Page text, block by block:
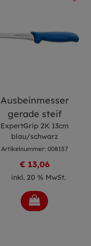
Ausbeinmesser
gerade steif
ExpertGrip 2K 13cm
blau/schwarz
Artikelnummer: 008157
€ 13,06
inkl. 20 % MwSt.